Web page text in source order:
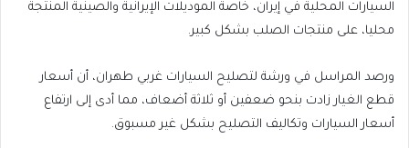
السيارات المحلية في إيران، خاصة الموديلات الإيرانية والصينية المنتجة
محليا، على منتجات الصلب بشكل كبير.
ورصد المراسل في ورشة لتصليح السيارات غربي طهران، أن أسعار
قطع الغيار زادت بنحو ضعفين أو ثلاثة أضعاف، مما أدى إلى ارتفاع
أسعار السيارات وتكاليف التصليح بشكل غير مسبوق.